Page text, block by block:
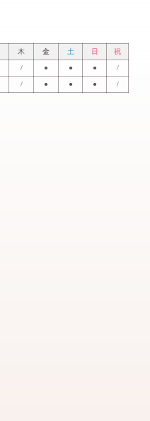
木 金 土 日 祝
/ ● ● ● /
/ ● ● ● /